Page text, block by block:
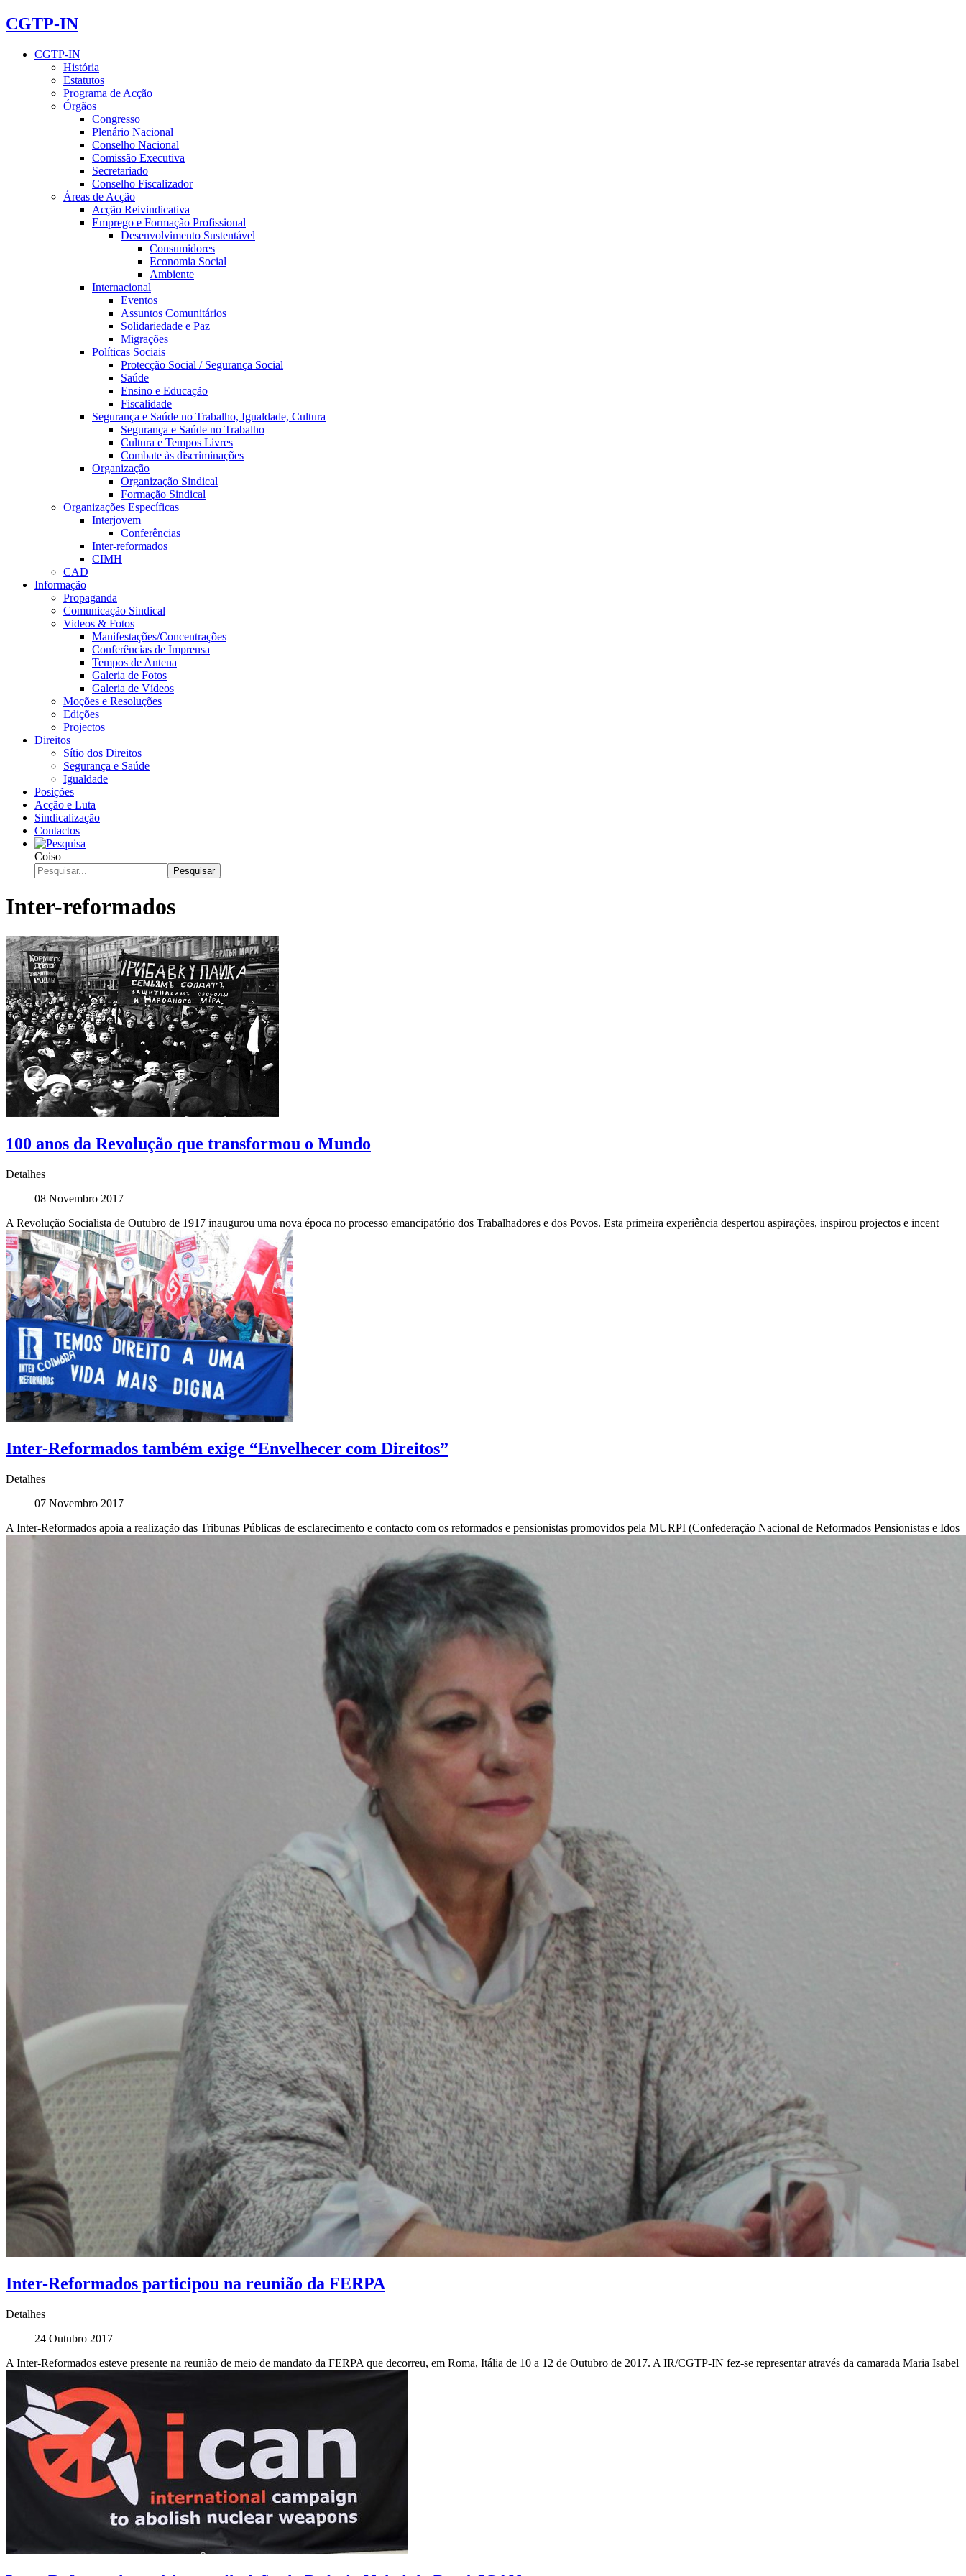
CGTP-IN
CGTP-IN
História
Estatutos
Programa de Acção
Órgãos
Congresso
Plenário Nacional
Conselho Nacional
Comissão Executiva
Secretariado
Conselho Fiscalizador
Áreas de Acção
Acção Reivindicativa
Emprego e Formação Profissional
Desenvolvimento Sustentável
Consumidores
Economia Social
Ambiente
Internacional
Eventos
Assuntos Comunitários
Solidariedade e Paz
Migrações
Políticas Sociais
Protecção Social / Segurança Social
Saúde
Ensino e Educação
Fiscalidade
Segurança e Saúde no Trabalho, Igualdade, Cultura
Segurança e Saúde no Trabalho
Cultura e Tempos Livres
Combate às discriminações
Organização
Organização Sindical
Formação Sindical
Organizações Específicas
Interjovem
Conferências
Inter-reformados
CIMH
CAD
Informação
Propaganda
Comunicação Sindical
Videos & Fotos
Manifestações/Concentrações
Conferências de Imprensa
Tempos de Antena
Galeria de Fotos
Galeria de Vídeos
Moções e Resoluções
Edições
Projectos
Direitos
Sítio dos Direitos
Segurança e Saúde
Igualdade
Posições
Acção e Luta
Sindicalização
Contactos
Coiso
Pesquisar
Inter-reformados
100 anos da Revolução que transformou o Mundo
Detalhes
08 Novembro 2017
A Revolução Socialista de Outubro de 1917 inaugurou uma nova época no processo emancipatório dos Trabalhadores e dos Povos. Esta primeira experiência despertou aspirações, inspirou projectos e incent
Inter-Reformados também exige “Envelhecer com Direitos”
Detalhes
07 Novembro 2017
A Inter-Reformados apoia a realização das Tribunas Públicas de esclarecimento e contacto com os reformados e pensionistas promovidos pela MURPI (Confederação Nacional de Reformados Pensionistas e Idos
Inter-Reformados participou na reunião da FERPA
Detalhes
24 Outubro 2017
A Inter-Reformados esteve presente na reunião de meio de mandato da FERPA que decorreu, em Roma, Itália de 10 a 12 de Outubro de 2017. A IR/CGTP-IN fez-se representar através da camarada Maria Isabel